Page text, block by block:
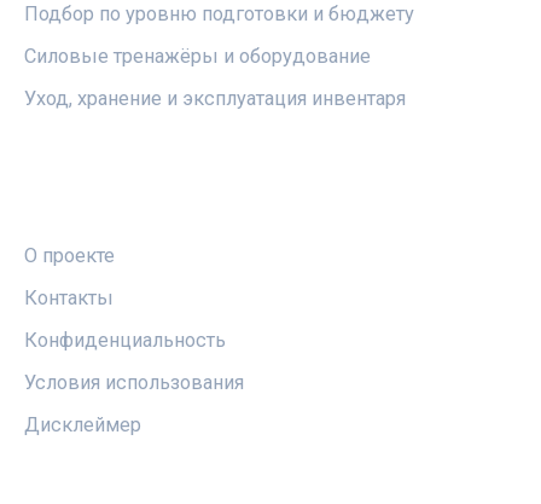
Подбор по уровню подготовки и бюджету
Силовые тренажёры и оборудование
Уход, хранение и эксплуатация инвентаря
О проекте
Контакты
Конфиденциальность
Условия использования
Дисклеймер